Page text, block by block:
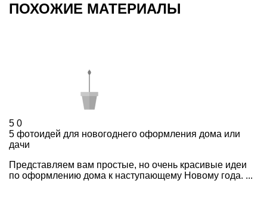
ПОХОЖИЕ МАТЕРИАЛЫ
5 0
5 фотоидей для новогоднего оформления дома или
дачи
Представляем вам простые, но очень красивые идеи
по оформлению дома к наступающему Новому года. ...